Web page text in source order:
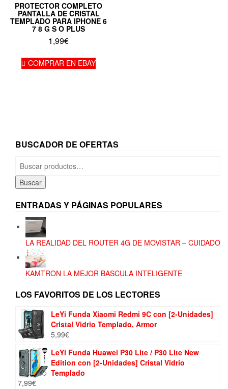
PROTECTOR COMPLETO
PANTALLA DE CRISTAL
TEMPLADO PARA IPHONE 6
7 8 G S O PLUS
1,99€
COMPRAR EN EBAY
BUSCADOR DE OFERTAS
Buscar
por:
Buscar
ENTRADAS Y PÁGINAS POPULARES
LA REALIDAD DEL ROUTER 4G DE MOVISTAR – CUIDADO
KAMTRON LA MEJOR BASCULA INTELIGENTE
LOS FAVORITOS DE LOS LECTORES
LeYi Funda Xiaomi Redmi 9C con [2-Unidades]
Cristal Vidrio Templado, Armor
5,99€
LeYi Funda Huawei P30 Lite / P30 Lite New
Edition con [2-Unidades] Cristal Vidrio
Templado
7,99€